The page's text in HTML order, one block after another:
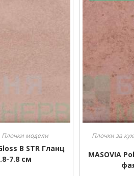
Плочки модели
B STR Гланц
7.8 см
Плочки за
MASOVIA